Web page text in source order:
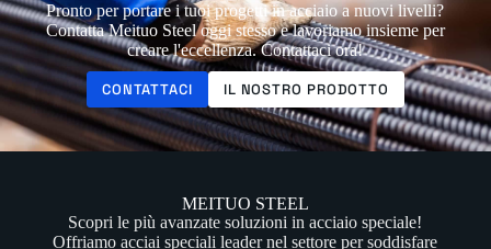
Pronto per portare i tuoi progetti in acciaio a nuovi livelli?
Contatta Meituo Steel oggi stesso e lavoriamo insieme per
creare l'eccellenza. Contattaci ora!
CONTATTACI IL NOSTRO PRODOTTO
MEITUO STEEL
Scopri le più avanzate soluzioni in acciaio speciale!
Offriamo acciai speciali leader nel settore per soddisfare